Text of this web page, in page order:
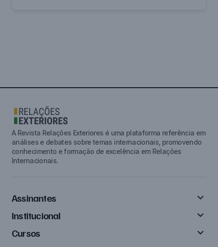
A Revista Relações Exteriores é uma plataforma referência em
análises e debates sobre temas internacionais, promovendo
conhecimento e formação de excelência em Relações
Internacionais.
Assinantes
Institucional
Cursos